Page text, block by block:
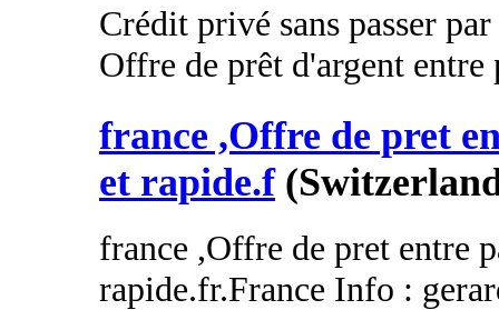
Crédit privé sans passer
Offre de prêt d'argent
france ,Offre de pret
et rapide.f
france ,Offre de pret entre
rapide.fr.France Info :